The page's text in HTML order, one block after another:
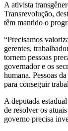
A ativista
Transrevolução,
têm mantido o
“Precisamos
gerentes,
tornem pessoas
governador e os
humana. Pessoas
para conseguir
A deputada
de resolver os
governo precisa